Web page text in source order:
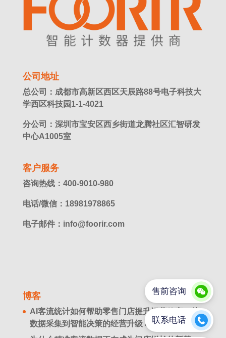
公司地址
总公司：成都市高新区西区天辰路88号电子科技大
学西区科技园1-1-4021
分公司：深圳市宝安区西乡街道龙腾社区汇智研发
中心A1005室
客户服务
咨询热线：400-9010-980
电话/微信：18981978865
电子邮件：info@foorir.com
博客
AI客流统计如何帮助零售门店提升运营效率？从
数据采集到智能决策的经营升级 8 月 8. 2026